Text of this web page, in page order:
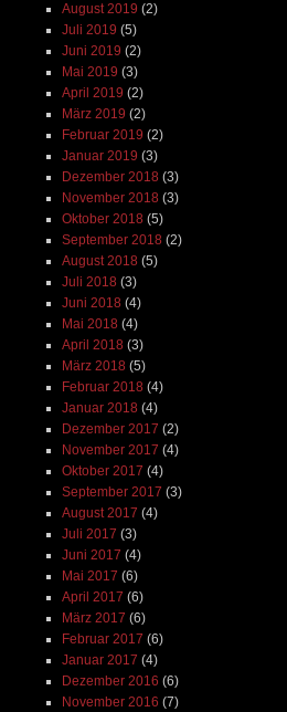
August 2019 (2)
Juli 2019 (5)
Juni 2019 (2)
Mai 2019 (3)
April 2019 (2)
März 2019 (2)
Februar 2019 (2)
Januar 2019 (3)
Dezember 2018 (3)
November 2018 (3)
Oktober 2018 (5)
September 2018 (2)
August 2018 (5)
Juli 2018 (3)
Juni 2018 (4)
Mai 2018 (4)
April 2018 (3)
März 2018 (5)
Februar 2018 (4)
Januar 2018 (4)
Dezember 2017 (2)
November 2017 (4)
Oktober 2017 (4)
September 2017 (3)
August 2017 (4)
Juli 2017 (3)
Juni 2017 (4)
Mai 2017 (6)
April 2017 (6)
März 2017 (6)
Februar 2017 (6)
Januar 2017 (4)
Dezember 2016 (6)
November 2016 (7)